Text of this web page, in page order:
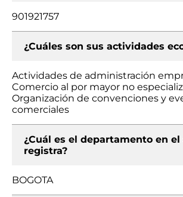
901921757
¿Cuáles son sus actividades
Actividades de administración
Comercio al por mayor no
Organización de convenciones y
comerciales
¿Cuál es el departamento en el
registra?
BOGOTA